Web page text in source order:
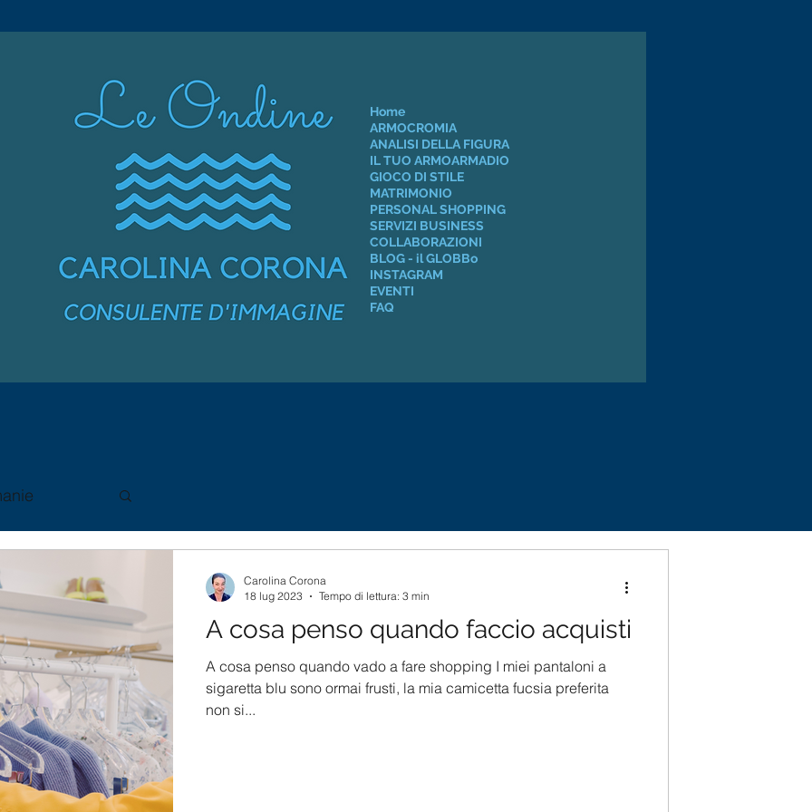
Home
ARMOCROMIA
ANALISI DELLA FIGURA
IL TUO ARMOARMADIO
GIOCO DI STILE
MATRIMONIO
PERSONAL SHOPPING
SERVIZI BUSINESS
COLLABORAZIONI
BLOG - il GLOBBo
INSTAGRAM
EVENTI
FAQ
A cosa penso quando faccio acquisti
A cosa penso quando vado a fare shopping I miei pantaloni a
sigaretta blu sono ormai frusti, la mia camicetta fucsia preferita
non si...
Carolina Corona
18 lug 2023
Tempo di lettura: 3 min